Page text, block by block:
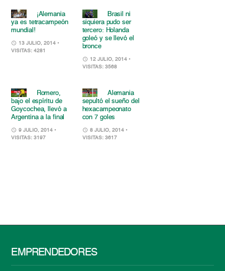
¡Alemania
ya es tetracampeón
mundial!
13 JULIO, 2014 •
VISITAS: 4281
Brasil ni
siquiera pudo ser
tercero: Holanda
goleó y se llevó el
bronce
12 JULIO, 2014 •
VISITAS: 3568
Romero,
bajo el espíritu de
Goycochea, llevó a
Argentina a la final
9 JULIO, 2014 •
VISITAS: 3197
Alemania
sepultó el sueño del
hexacampeonato
con 7 goles
8 JULIO, 2014 •
VISITAS: 3617
EMPRENDEDORES